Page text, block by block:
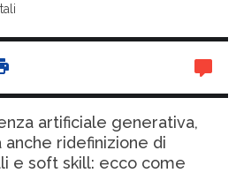
artificiale generativa,
ridefinizione di
e soft skill: ecco come